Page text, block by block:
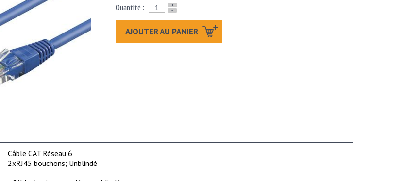
Quantité :
+
-
AJOUTER AU PANIER
Câble CAT Réseau 6
2xRJ45 bouchons; Unblindé